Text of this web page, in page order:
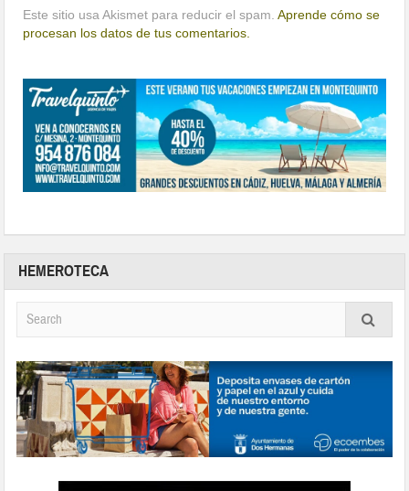
Este sitio usa Akismet para reducir el spam.Aprende cómo se
procesan los datos de tus comentarios.
HEMEROTECA